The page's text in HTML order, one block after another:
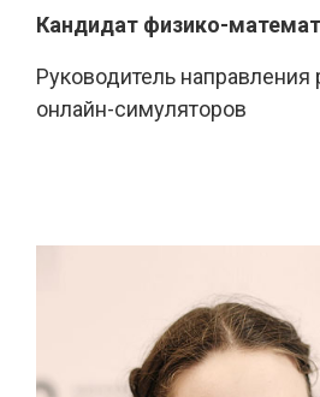
Кандидат физико-
Руководитель направления
онлайн-симуляторов